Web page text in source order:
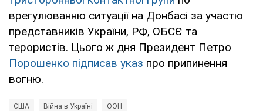
врегулюванню ситуації на Донбасі за участю
представників України, РФ, ОБСЄ та
терористів. Цього ж дня Президент Петро
Порошенко підписав указ про припинення
вогню.
США Війна в Україні ООН